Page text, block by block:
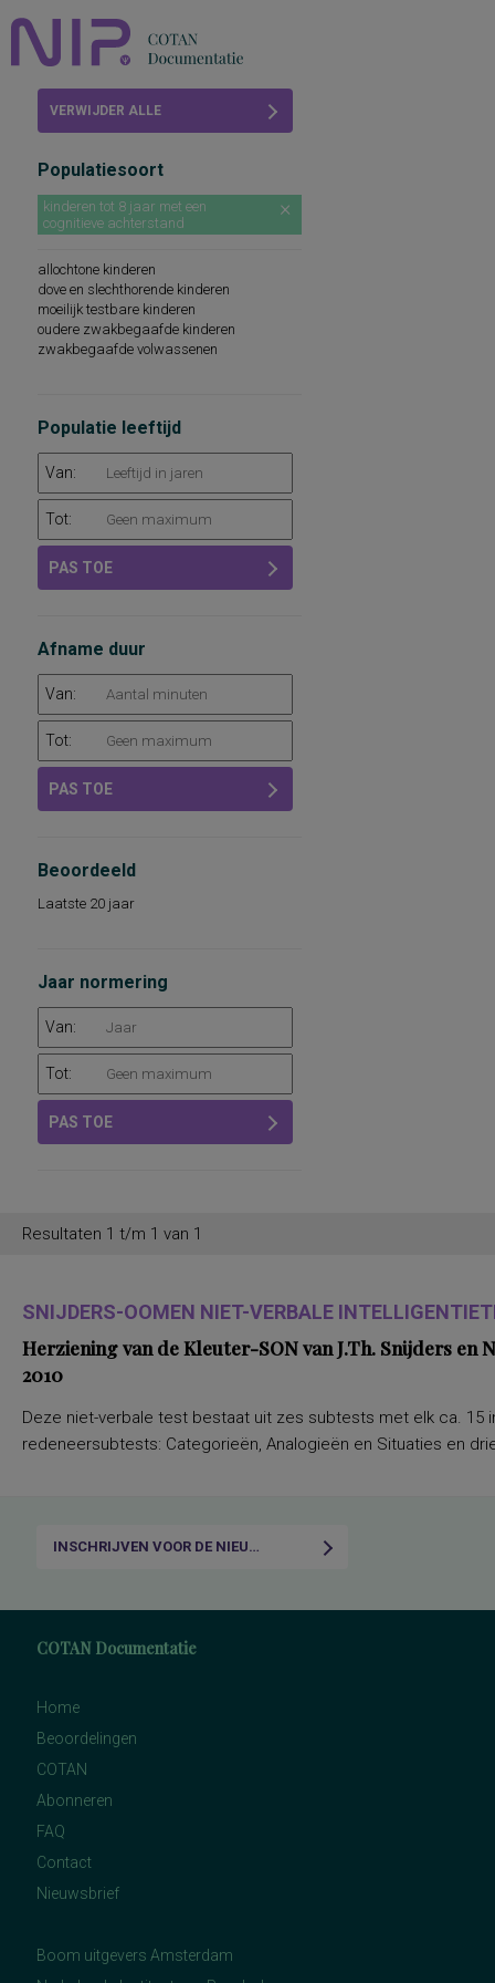
Abonneren
VERWIJDER ALLE
Populatiesoort
kinderen tot 8 jaar met een
cognitieve achterstand
allochtone kinderen
dove en slechthorende kinderen
moeilijk testbare kinderen
oudere zwakbegaafde kinderen
zwakbegaafde volwassenen
Populatie leeftijd
Van:
Tot:
PAS TOE
Afname duur
Van:
Tot:
PAS TOE
Beoordeeld
Laatste 20 jaar
Jaar normering
Van:
Tot:
PAS TOE
Resultaten 1 t/m 1 van 1
SNIJDERS-OOMEN NIET-VERBALE
Herziening van de Kleuter-SON van J.Th. Snijders en
2010
Deze niet-verbale test bestaat uit zes subtests met elk ca. 15
redeneersubtests: Categorieën, Analogieën en Situaties en
INSCHRIJVEN VOOR DE NIEUWSBRIEF
COTAN Documentatie
Home
Beoordelingen
COTAN
Abonneren
FAQ
Contact
Nieuwsbrief
Boom uitgevers Amsterdam